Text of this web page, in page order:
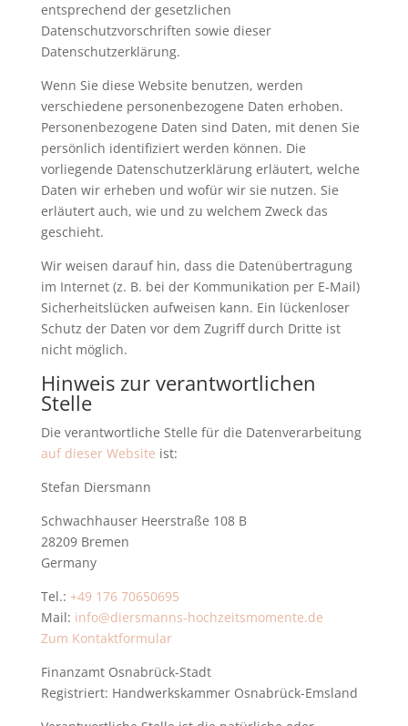
entsprechend der gesetzlichen
Datenschutzvorschriften sowie dieser
Datenschutzerklärung.
Wenn Sie diese Website benutzen, werden
verschiedene personenbezogene Daten erhoben.
Personenbezogene Daten sind Daten, mit denen Sie
persönlich identifiziert werden können. Die
vorliegende Datenschutzerklärung erläutert, welche
Daten wir erheben und wofür wir sie nutzen. Sie
erläutert auch, wie und zu welchem Zweck das
geschieht.
Wir weisen darauf hin, dass die Datenübertragung
im Internet (z. B. bei der Kommunikation per E-Mail)
Sicherheitslücken aufweisen kann. Ein lückenloser
Schutz der Daten vor dem Zugriff durch Dritte ist
nicht möglich.
Hinweis zur verantwortlichen
Stelle
Die verantwortliche Stelle für die Datenverarbeitung
auf dieser Website ist:
Stefan Diersmann
Schwachhauser Heerstraße 108 B
28209 Bremen
Germany
Tel.: +49 176 70650695
Mail: info@diersmanns-hochzeitsmomente.de
Zum Kontaktformular
Finanzamt Osnabrück-Stadt
Registriert: Handwerkskammer Osnabrück-Emsland